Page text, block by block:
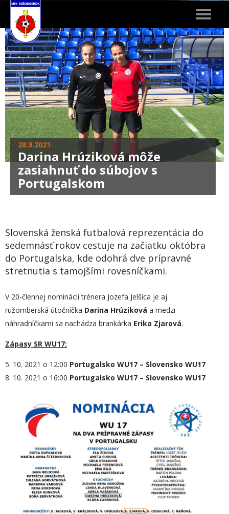
Toggle
28.9.2021
Darina Hrúziková môže
zasiahnuť do súbojov s
Portugalskom
Slovenská ženská futbalová reprezentácia do
sedemnásť rokov cestuje na začiatku októbra
do Portugalska, kde odohrá dve prípravné
stretnutia s tamojšími rovesníčkami.
V 20-člennej nominácii trénera Jozefa Jelšica je aj
ružomberská útočníčka Darina Hrúziková a medzi
náhradníčkami sa nachádza brankárka Erika Zjarová.
Zápasy SR WU17:
5. 10. 2021 o 12:00 Portugalsko WU17 – Slovensko WU17
8. 10. 2021 o 16:00 Portugalsko WU17 – Slovensko WU17